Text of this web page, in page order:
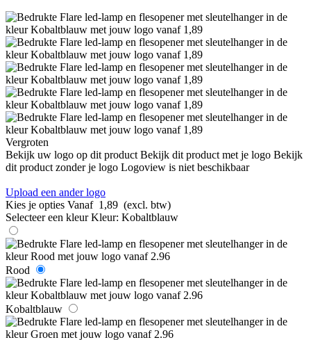
Vergroten
Bekijk uw logo op dit product Bekijk dit product met je logo Bekijk
dit product zonder je logo Logoview is niet beschikbaar
Upload een ander logo
Kies je opties Vanaf 1,89 (excl. btw)
Selecteer een kleur Kleur: Kobaltblauw
Rood
Kobaltblauw